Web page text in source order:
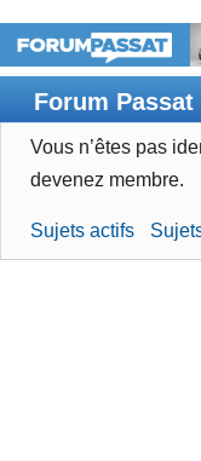
Forum Passat
Accueil
Devenir
Vous n’êtes pas
devenez membre.
Sujets actifs